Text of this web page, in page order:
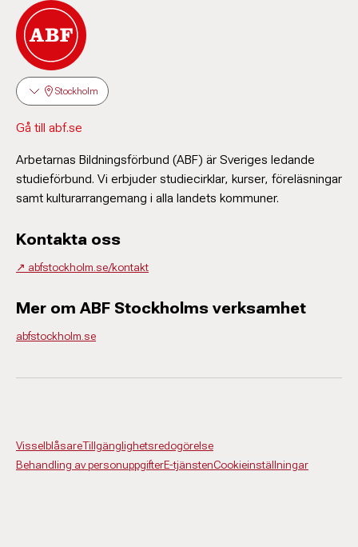
Stockholm
Gå till abf.se
Arbetarnas Bildningsförbund (ABF) är Sveriges ledande
studieförbund. Vi erbjuder studiecirklar, kurser, föreläsningar
samt kulturarrangemang i alla landets kommuner.
Kontakta oss
↗️ abfstockholm.se/kontakt
Mer om ABF Stockholms verksamhet
abfstockholm.se
VisselblåsareTillgänglighetsredogörelse
Behandling av personuppgifterE-tjänstenCookieinställningar